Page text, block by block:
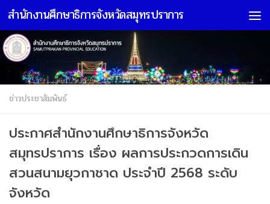
Skip to content
สำนักงานศึกษาธิการจังหวัดสมุทรปราการ
ข่าวประชาสัมพันธ์
ประกาศสำนักงานศึกษาธิการจังหวัด
สมุทรปราการ เรื่อง ผลการประกวดการเดิน
สวนสนามยุวกาชาด ประจำปี 2568 ระดับ
จังหวัด